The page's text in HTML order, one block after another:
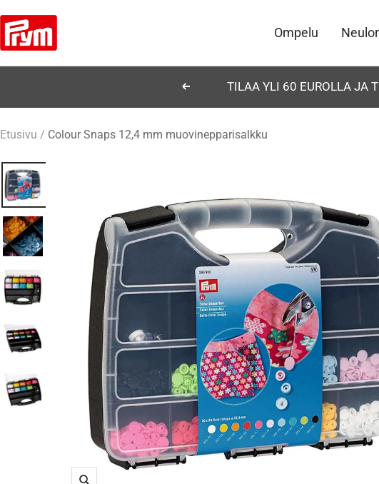
sisältöön
Ompelu
Prym
EdellinenTILAA YLI 60 EUROLLA JA
Etusivu Colour Snaps 12,4 mm muovinepparisalkku